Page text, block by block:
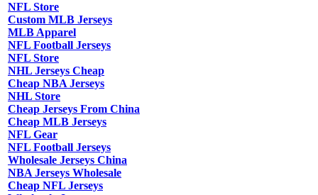
NFL Store
Custom MLB Jerseys
MLB Apparel
NFL Football Jerseys
NFL Store
NHL Jerseys Cheap
Cheap NBA Jerseys
NHL Store
Cheap Jerseys From China
Cheap MLB Jerseys
NFL Gear
NFL Football Jerseys
Wholesale Jerseys China
NBA Jerseys Wholesale
Cheap NFL Jerseys